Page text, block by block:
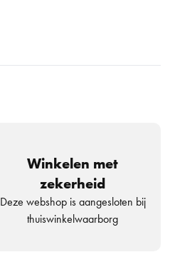
Winkelen met
zekerheid
Deze webshop is aangesloten bij
thuiswinkelwaarborg